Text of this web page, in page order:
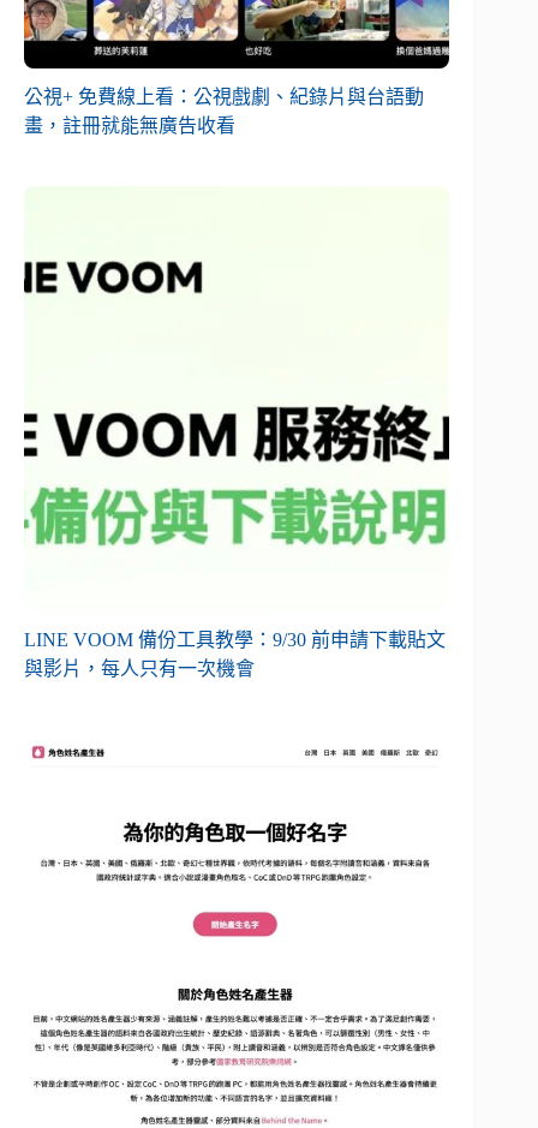
公視+ 免費線上看：公視戲劇、紀錄片與台語動
畫，註冊就能無廣告收看
LINE VOOM 備份工具教學：9/30 前申請下載貼文
與影片，每人只有一次機會